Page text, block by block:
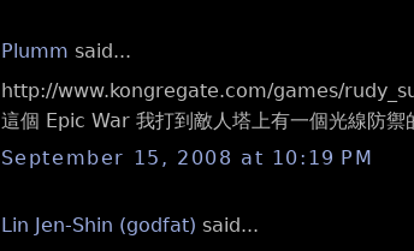
Plumm said...
http://www.kongregate.com/games/
這個 Epic War 我打到敵人塔上有一個光線防禦
September 15, 2008 at 10:19 PM
Lin Jen-Shin (godfat) said...